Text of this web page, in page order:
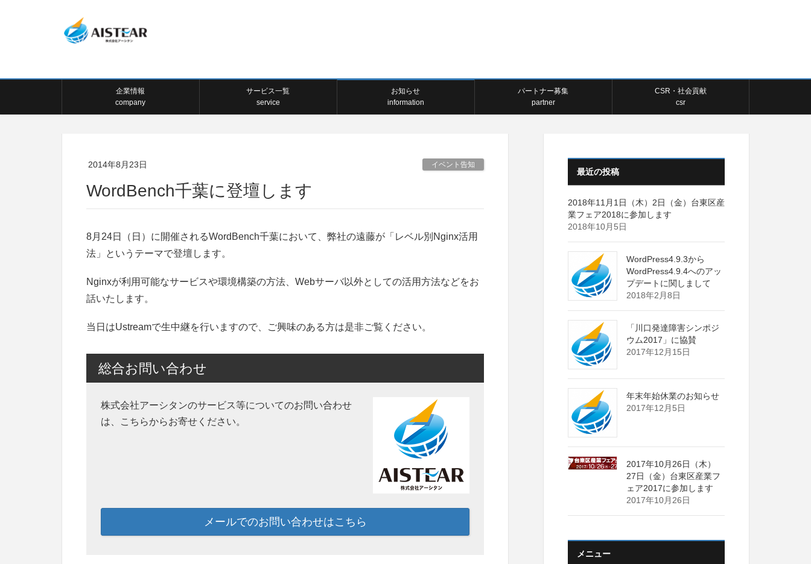
企業情報
company
サービス一覧
service
お知らせ
information
パートナー募集
partner
CSR・社会貢献
csr
2014年8月23日 イベント告知
WordBench千葉に登壇します
8月24日（日）に開催されるWordBench千葉において、弊社の遠藤が「レベル別Nginx活用
法」というテーマで登壇します。
Nginxが利用可能なサービスや環境構築の方法、Webサーバ以外としての活用方法などをお
話いたします。
当日はUstreamで生中継を行いますので、ご興味のある方は是非ご覧ください。
総合お問い合わせ
株式会社アーシタンのサービス等についてのお問い合わせ
は、こちらからお寄せください。
メールでのお問い合わせはこちら
最近の投稿
2018年11月1日（木）2日（金）台東区産
業フェア2018に参加します
2018年10月5日
WordPress4.9.3から
WordPress4.9.4へのアッ
プデートに関しまして
2018年2月8日
「川口発達障害シンポジ
ウム2017」に協賛
2017年12月15日
年末年始休業のお知らせ
2017年12月5日
2017年10月26日（木）
27日（金）台東区産業フ
ェア2017に参加します
2017年10月26日
メニュー